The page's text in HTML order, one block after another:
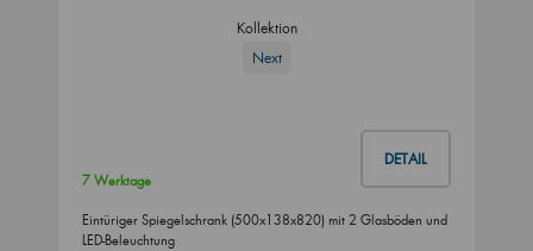
Kollektion
Next
DETAIL
7 Werktage
Eintüriger Spiegelschrank (500x138x820) mit 2 Glasböden und
LED-Beleuchtung